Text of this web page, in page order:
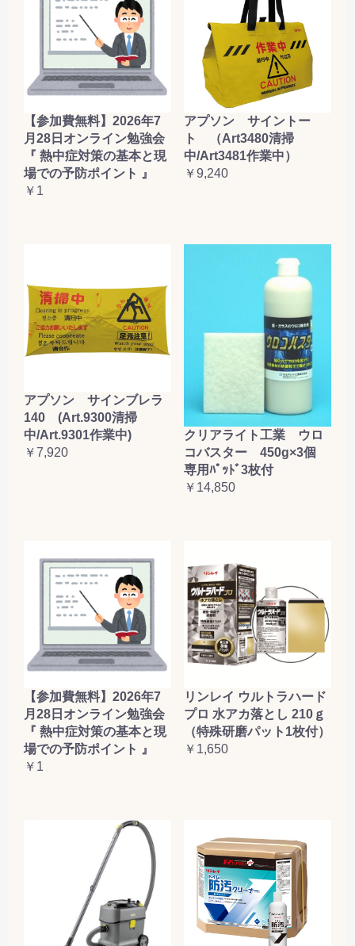
【参加費無料】2026年7
月28日オンライン勉強会
『 熱中症対策の基本と現
場での予防ポイント 』
￥1
アプソン サイントー
ト （Art3480清掃
中/Art3481作業中）
￥9,240
アプソン サインブレラ
140 (Art.9300清掃
中/Art.9301作業中)
￥7,920
クリアライト工業 ウロ
コバスター 450g×3個
専用ﾊﾟｯﾄﾞ3枚付
￥14,850
【参加費無料】2026年7
月28日オンライン勉強会
『 熱中症対策の基本と現
場での予防ポイント 』
￥1
リンレイ ウルトラハード
プロ 水アカ落とし 210ｇ
（特殊研磨パット1枚付）
￥1,650